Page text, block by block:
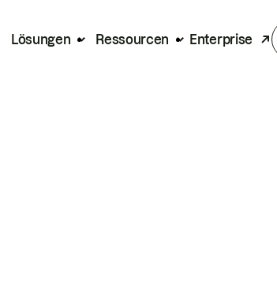
Lösungen Ressourcen Enterprise